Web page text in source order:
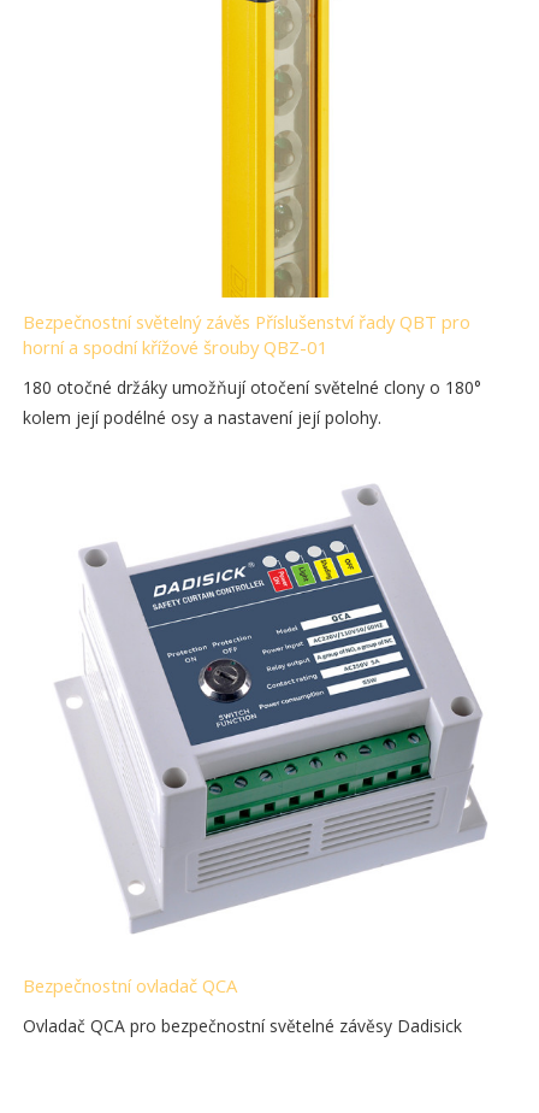
Bezpečnostní světelný závěs Příslušenství řady QBT pro
horní a spodní křížové šrouby QBZ-01
180 otočné držáky umožňují otočení světelné clony o 180°
kolem její podélné osy a nastavení její polohy.
Bezpečnostní ovladač QCA
Ovladač QCA pro bezpečnostní světelné závěsy Dadisick